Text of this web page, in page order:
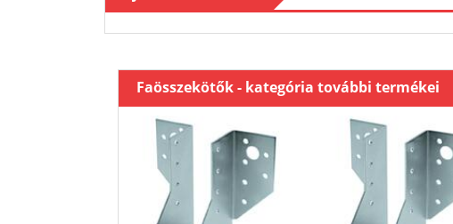
Faösszekötők - kategória további termékei